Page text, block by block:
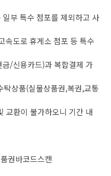
부 특수 점포를 제외하고 사
속도로 휴게소 점포 등 특수
/신용카드)과 복합결제 가
상품(실물상품권,복권,교통
교환이 불가하오니 기간 내
권바코드스캔